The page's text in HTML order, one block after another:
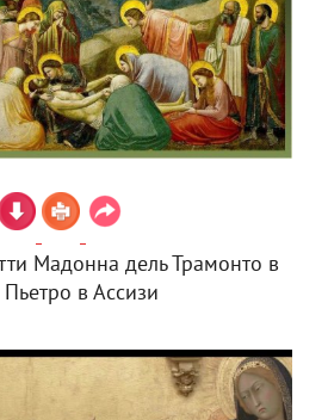
Мадонна дель Трамонто в
в Ассизи